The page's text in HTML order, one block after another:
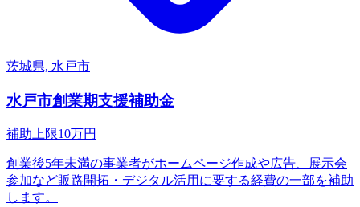
茨城県, 水戸市
水戸市創業期支援補助金
補助上限10万円
創業後5年未満の事業者がホームページ作成や広告、展示会
参加など販路開拓・デジタル活用に要する経費の一部を補助
します。